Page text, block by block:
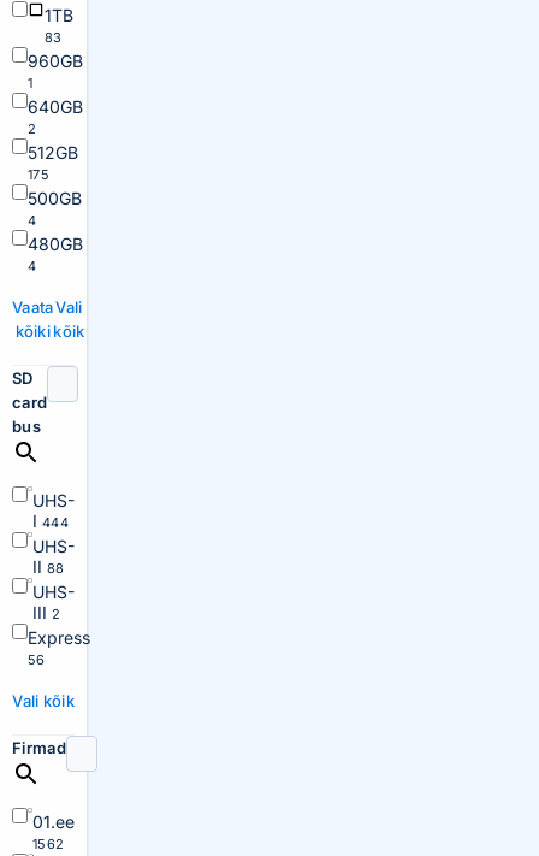
1TB
83
960GB
1
640GB
2
512GB
175
500GB
4
480GB
4
Vaata
kõiki
Vali
kõik
SD
card
bus
UHS-
I 444
UHS-
II 88
UHS-
III 2
Express
56
Vali kõik
Firmad
01.ee
1562